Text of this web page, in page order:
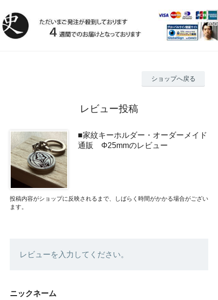
ショップへ戻る
レビュー投稿
■家紋キーホルダー・オーダーメイド
通販 Φ25mmのレビュー
投稿内容がショップに反映されるまで、しばらく時間がかかる場合がござい
ます。
レビューを入力してください。
ニックネーム